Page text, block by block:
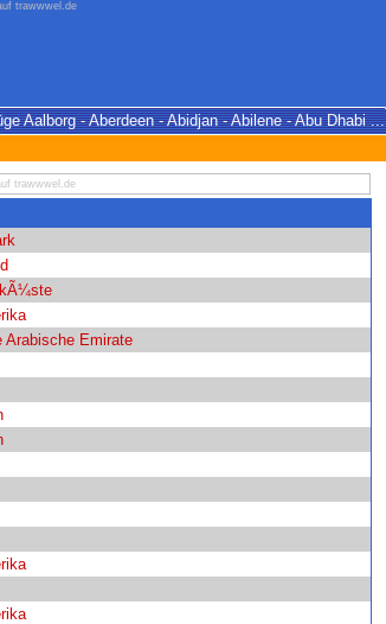
trawwwel.de
Aalborg - Aberdeen - Abidjan - Abilene - Abu Dhabi ...
trawwwel.de
Arabische Emirate